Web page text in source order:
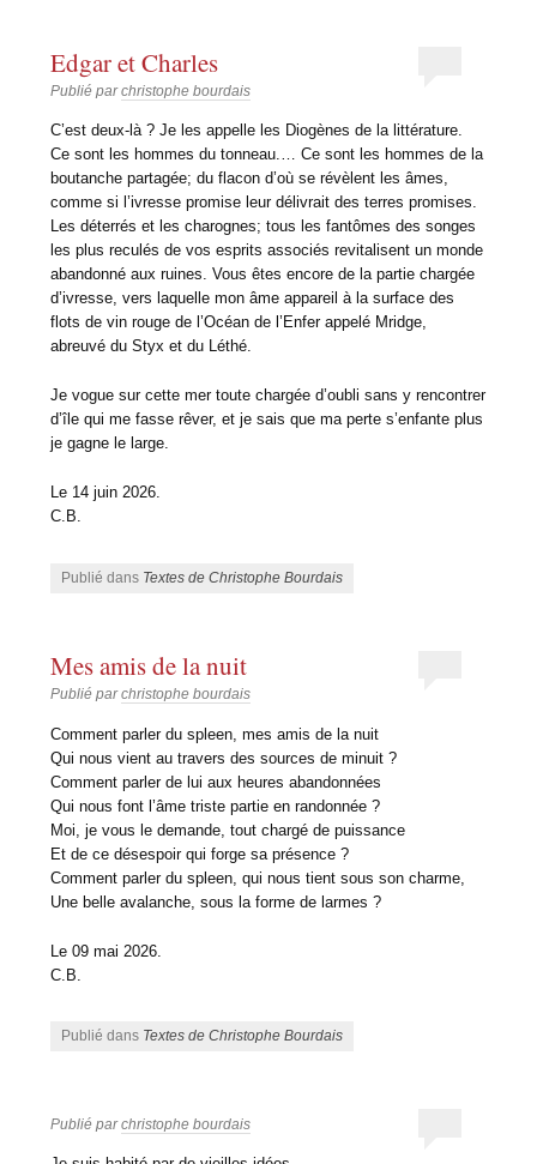
Edgar et Charles
Publié parchristophe bourdais
C’est deux-là ? Je les appelle les Diogènes de la littérature.
Ce sont les hommes du tonneau.… Ce sont les hommes de la
boutanche partagée; du flacon d’où se révèlent les âmes,
comme si l’ivresse promise leur délivrait des terres promises.
Les déterrés et les charognes; tous les fantômes des songes
les plus reculés de vos esprits associés revitalisent un monde
abandonné aux ruines. Vous êtes encore de la partie chargée
d’ivresse, vers laquelle mon âme appareil à la surface des
flots de vin rouge de l’Océan de l’Enfer appelé Mridge,
abreuvé du Styx et du Léthé.
Je vogue sur cette mer toute chargée d’oubli sans y rencontrer
d’île qui me fasse rêver, et je sais que ma perte s’enfante plus
je gagne le large.
Le 14 juin 2026.
C.B.
Publié dans Textes de Christophe Bourdais
Mes amis de la nuit
Publié parchristophe bourdais
Comment parler du spleen, mes amis de la nuit
Qui nous vient au travers des sources de minuit ?
Comment parler de lui aux heures abandonnées
Qui nous font l’âme triste partie en randonnée ?
Moi, je vous le demande, tout chargé de puissance
Et de ce désespoir qui forge sa présence ?
Comment parler du spleen, qui nous tient sous son charme,
Une belle avalanche, sous la forme de larmes ?
Le 09 mai 2026.
C.B.
Publié dans Textes de Christophe Bourdais
Publié parchristophe bourdais